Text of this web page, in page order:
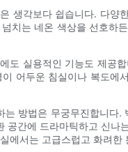
생각보다 쉽습니다. 다양
치는 네온 색상을 선호하
도 실용적인 기능도 제공
어두운 침실이나 복도
방법은 무궁무진합니다
공간에 드라마틱하고 신
에서는 고급스럽고 화려한